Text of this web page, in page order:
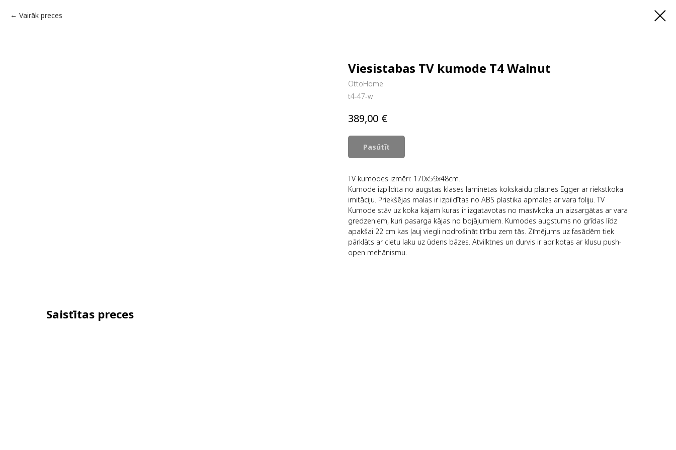
Vairāk preces
Viesistabas TV kumode T4 Walnut
OttoHome
t4-47-w
389,00 €
Pasūtīt
TV kumodes izmēri: 170x59x48cm.
Kumode izpildīta no augstas klases laminētas kokskaidu plātnes Egger ar riekstkoka
imitāciju. Priekšējas malas ir izpildītas no ABS plastika apmales ar vara foliju. TV
Kumode stāv uz koka kājam kuras ir izgatavotas no masīvkoka un aizsargātas ar vara
gredzeniem, kuri pasarga kājas no bojājumiem. Kumodes augstums no grīdas līdz
apakšai 22 cm kas ļauj viegli nodrošināt tīrību zem tās. Zīmējums uz fasādēm tiek
pārklāts ar cietu laku uz ūdens bāzes. Atvilktnes un durvis ir aprikotas ar klusu push-
open mehānismu.
Saistītas preces